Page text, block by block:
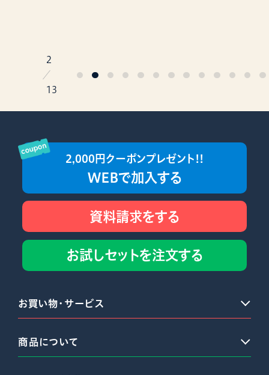
2
／
13
2,000円クーポンプレゼント!!
WEBで加入する
資料請求をする
お試しセットを注文する
お買い物・サービス
商品について